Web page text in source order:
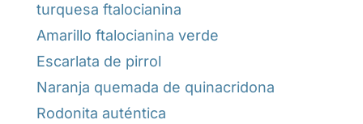
turquesa ftalocianina
Amarillo ftalocianina verde
Escarlata de pirrol
Naranja quemada de quinacridona
Rodonita auténtica